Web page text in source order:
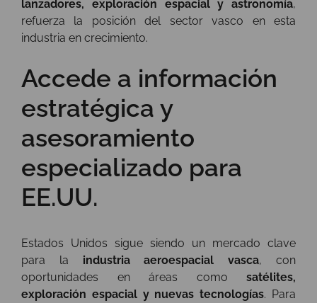
lanzadores, exploración espacial y astronomía,
refuerza la posición del sector vasco en esta
industria en crecimiento.
Accede a información
estratégica y
asesoramiento
especializado para
EE.UU.
Estados Unidos sigue siendo un mercado clave
para la industria aeroespacial vasca, con
oportunidades en áreas como satélites,
exploración espacial y nuevas tecnologías. Para